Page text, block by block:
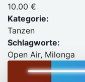
10.00 €
Kategorie:
Tanzen
Schlagworte:
Open Air, Milonga